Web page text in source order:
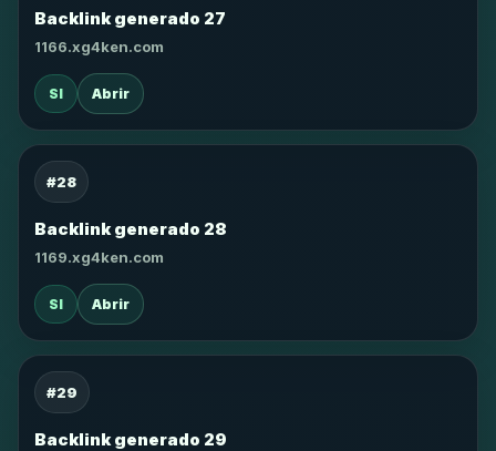
Backlink generado 27
1166.xg4ken.com
SI Abrir
#28
Backlink generado 28
1169.xg4ken.com
SI Abrir
#29
Backlink generado 29